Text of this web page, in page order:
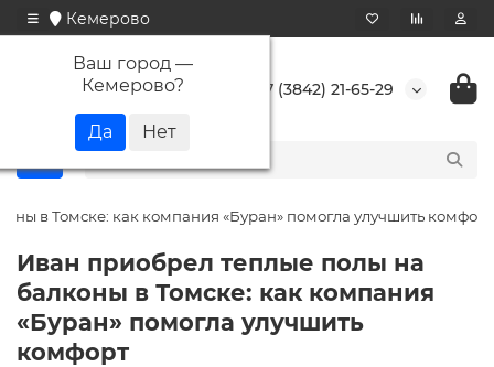
Кемерово
Ваш город —
Кемерово? +7 (3842) 21-65-29
в Томске: как компания «Буран» помогла улучшить комфорт
Иван приобрел теплые полы на
балконы в Томске: как компания
«Буран» помогла улучшить
комфорт